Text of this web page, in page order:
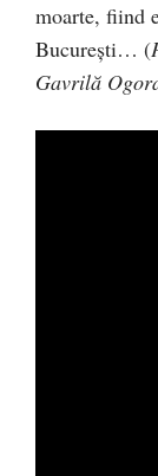
moarte, fiind
Bucureşti… (
Gavrilă